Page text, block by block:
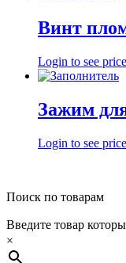
Винт
Login to see
Зажим
Login to see
Поиск по товарам
Введите товар
×